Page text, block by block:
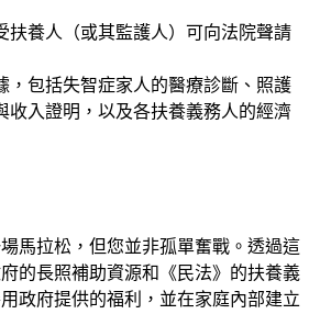
扶養人（或其監護人）可向法院聲請
，包括失智症家人的醫療診斷、照護
收入證明，以及各扶養義務人的經濟
馬拉松，但您並非孤單奮戰。透過這
的長照補助資源和《民法》的扶養義
政府提供的福利，並在家庭內部建立